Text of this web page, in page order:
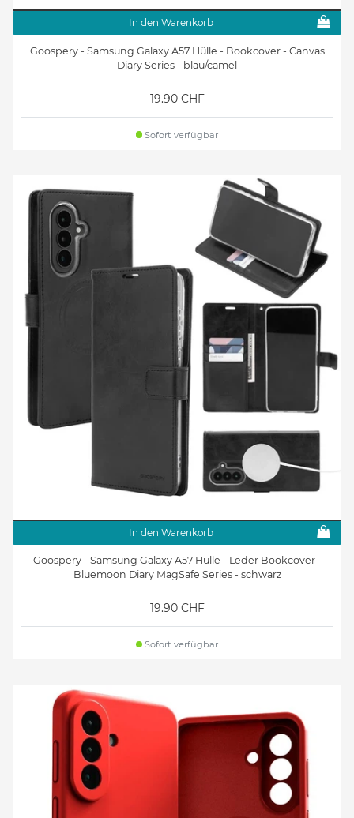
In den Warenkorb
Goospery - Samsung Galaxy A57 Hülle - Bookcover - Canvas
Diary Series - blau/camel
19.90 CHF
Sofort verfügbar
In den Warenkorb
Goospery - Samsung Galaxy A57 Hülle - Leder Bookcover -
Bluemoon Diary MagSafe Series - schwarz
19.90 CHF
Sofort verfügbar